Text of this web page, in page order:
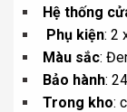
Hệ thống
Phụ kiện: 2
Màu sắc:
Bảo hành:
Trong kho: